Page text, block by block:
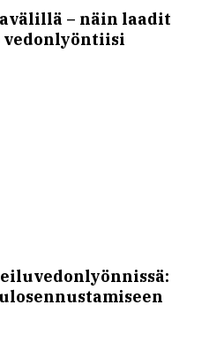
– näin laadit
vedonlyöntiisi